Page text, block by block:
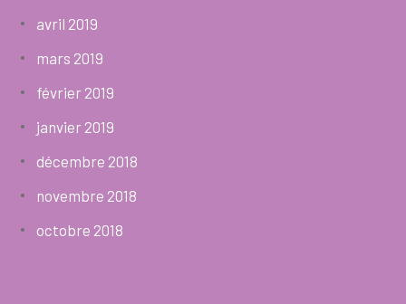
avril 2019
mars 2019
février 2019
janvier 2019
décembre 2018
novembre 2018
octobre 2018